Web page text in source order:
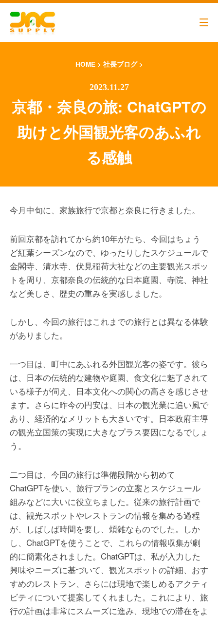
代表メッセージ
ビジネスパートナー募集
HOME > 社長ブログ >
京都・奈良の旅: ChatGPTの
助けと外国観光客のあふれ
る感触
今月中旬に、家族旅行で京都と奈良に行きました。
前回京都を訪れてから約10年がたち、今回はちょう
ど紅葉シーズンなので、ゆったりしたスケジュールで
金閣寺、清水寺、伏見稲荷大社などの主要観光スポッ
トを周り、京都奈良の伝統的な日本庭園、寺院、神社
など美しさ、歴史の重みを実感しました。
しかし、今回の旅行はこれまでの旅行とは異なる体験
がありました。
一つ目は、町中にあふれる外国観光客の姿です。彼ら
は、日本の伝統的な建物や庭園、食文化に魅了されて
いる様子が伺え、日本文化への関心の高さを感じさせ
ます。さらに昨今の円安は、日本の観光業に追い風で
あり、経済的なメリットも大きいです。日本政府主導
の観光立国策の実現に大きなプラス要因になるでしょ
う。
二つ目は、今回の旅行は準備段階から初めて
ChatGPTを使い、旅行プランの立案とスケジュール
組みなどに大いに役立ちました。従来の旅行計画で
は、観光スポットやレストランの情報を集める過程
が、しばしば時間を要し、煩雑なものでした。しか
し、ChatGPTを使うことで、これらの情報収集が劇
的に簡素化されました。ChatGPTは、私が入力した
興味やニーズに基づいて、観光スポットの詳細、おす
すめのレストラン、さらには現地で楽しめるアクティ
ビティについて提案してくれました。これにより、旅
行の計画は非常にスムーズに進み、現地での滞在をよ